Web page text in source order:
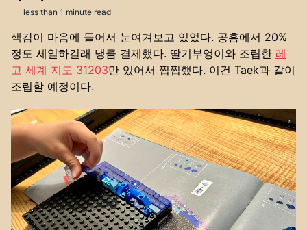
less than 1 minute read
색감이 마음에 들어서 눈여겨보고 있었다. 공홈에서 20%
정도 세일하길래 냉큼 결제했다. 딸기부엉이와 조립한 레
고 세계 지도 31203만 있어서 찝찝했다. 이건 Taek과 같이
조립할 예정이다.